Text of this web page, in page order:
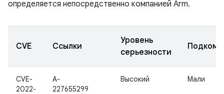
определяется непосредственно компанией Arm.
CVE Ссылки
Уровень
серьезности
CVE-
2022-
A-
227655299
Высокий Мали